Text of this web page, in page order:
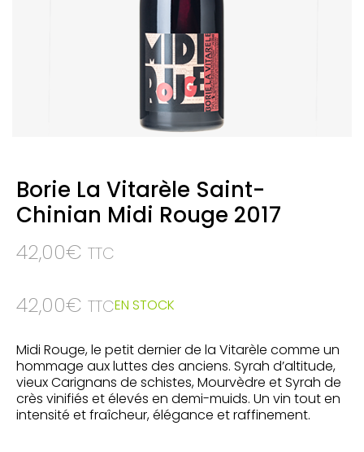
Borie La Vitarèle Saint-
Chinian Midi Rouge 2017
42,00€ TTC
42,00€ TTCEN STOCK
Midi Rouge, le petit dernier de la Vitarèle comme un
hommage aux luttes des anciens. Syrah d’altitude,
vieux Carignans de schistes, Mourvèdre et Syrah de
crès vinifiés et élevés en demi-muids. Un vin tout en
intensité et fraîcheur, élégance et raffinement.